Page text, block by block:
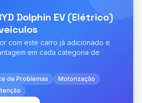
Dolphin EV (Elétrico)
com este carro já adicionado e
em cada categoria de
de Problemas
Motorização